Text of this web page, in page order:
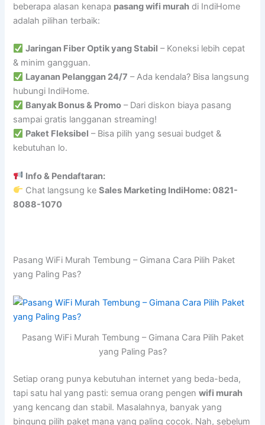
beberapa alasan kenapa pasang wifi murah di IndiHome
adalah pilihan terbaik:
Jaringan Fiber Optik yang Stabil – Koneksi lebih cepat
& minim gangguan.
Layanan Pelanggan 24/7 – Ada kendala? Bisa langsung
hubungi IndiHome.
Banyak Bonus & Promo – Dari diskon biaya pasang
sampai gratis langganan streaming!
Paket Fleksibel – Bisa pilih yang sesuai budget &
kebutuhan lo.
Info & Pendaftaran:
Chat langsung keSales Marketing IndiHome: 0821-
8088-1070
Pasang WiFi Murah Tembung – Gimana Cara Pilih Paket
yang Paling Pas?
Pasang WiFi Murah Tembung – Gimana Cara Pilih Paket
yang Paling Pas?
Setiap orang punya kebutuhan internet yang beda-beda,
tapi satu hal yang pasti: semua orang pengenwifi murah
yang kencang dan stabil. Masalahnya, banyak yang
bingung pilih paket mana yang paling cocok. Nah, sebelum